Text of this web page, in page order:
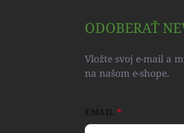
ODOBERAŤ
Vložte svoj e-mail a
na našom e-shope.
EMAIL